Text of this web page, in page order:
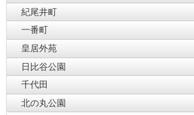
紀尾井町
一番町
皇居外苑
日比谷公園
千代田
北の丸公園